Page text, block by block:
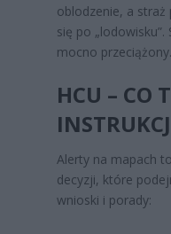
oblodzenie, a
się po
mocno przeciążony.
HCU – CO
Alerty na mapach
decyzji, które
wnioski i porady: